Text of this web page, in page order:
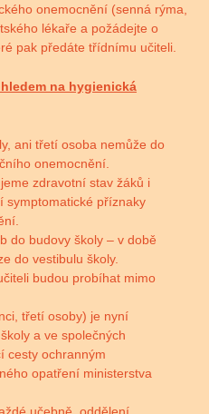
onemocnění (senná rýma,
lékaře a požádejte o
pak předáte třídnímu učiteli.
na hygienická
ani třetí osoba nemůže do
onemocnění.
zdravotní stav žáků i
symptomatické příznaky
do budovy školy – v době
do vestibulu školy.
budou probíhat mimo
třetí osoby) je nyní
a ve společných
cesty ochranným
opatření ministerstva